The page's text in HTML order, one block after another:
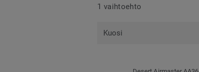
1 vaihtoehto
Kuosi